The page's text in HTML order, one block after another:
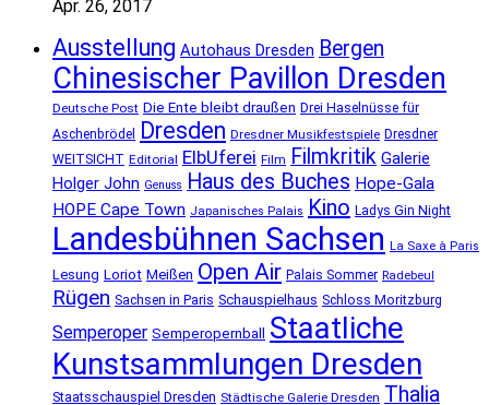
Apr. 26, 2017
Ausstellung Autohaus Dresden Bergen
Chinesischer Pavillon Dresden
Deutsche Post Die Ente bleibt draußen Drei Haselnüsse für
Aschenbrödel
Dresden Dresdner Musikfestspiele Dresdner
WEITSICHT Editorial ElbUferei Film Filmkritik Galerie
Holger John Genuss Haus des Buches Hope-Gala
HOPE Cape Town Japanisches Palais Kino Ladys Gin Night
Landesbühnen Sachsen La Saxe à Paris
Lesung Loriot Meißen Open Air Palais Sommer Radebeul
Rügen Sachsen in Paris Schauspielhaus Schloss Moritzburg
Semperoper Semperopernball
Staatliche
Kunstsammlungen Dresden
Staatsschauspiel Dresden Städtische Galerie Dresden Thalia